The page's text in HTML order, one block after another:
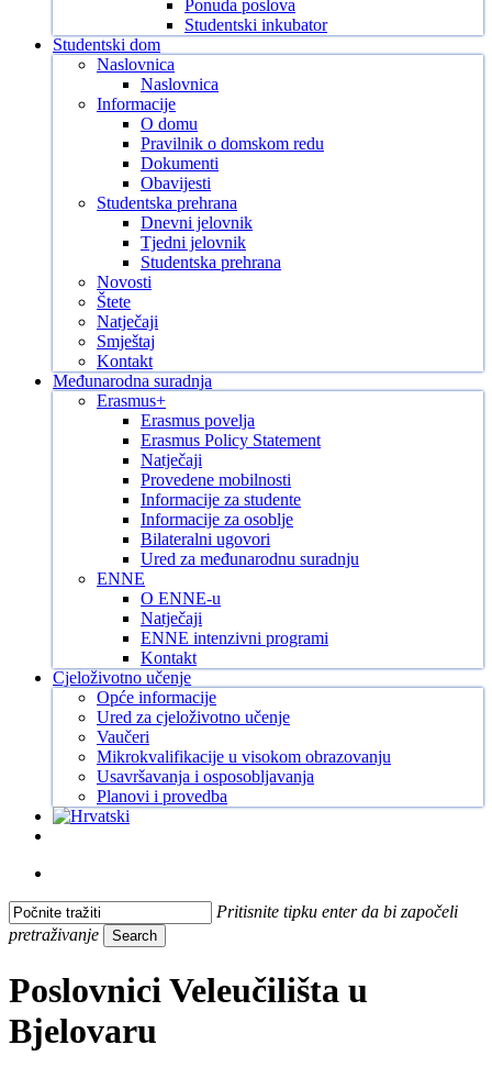
Ponuda poslova
Studentski inkubator
Studentski dom
Naslovnica
Naslovnica
Informacije
O domu
Pravilnik o domskom redu
Dokumenti
Obavijesti
Studentska prehrana
Dnevni jelovnik
Tjedni jelovnik
Studentska prehrana
Novosti
Štete
Natječaji
Smještaj
Kontakt
Međunarodna suradnja
Erasmus+
Erasmus povelja
Erasmus Policy Statement
Natječaji
Provedene mobilnosti
Informacije za studente
Informacije za osoblje
Bilateralni ugovori
Ured za međunarodnu suradnju
ENNE
O ENNE-u
Natječaji
ENNE intenzivni programi
Kontakt
Cjeloživotno učenje
Opće informacije
Ured za cjeloživotno učenje
Vaučeri
Mikrokvalifikacije u visokom obrazovanju
Usavršavanja i osposobljavanja
Planovi i provedba
Pritisnite tipku enter da bi započeli
pretraživanje
Search
Search
Poslovnici Veleučilišta u
Bjelovaru